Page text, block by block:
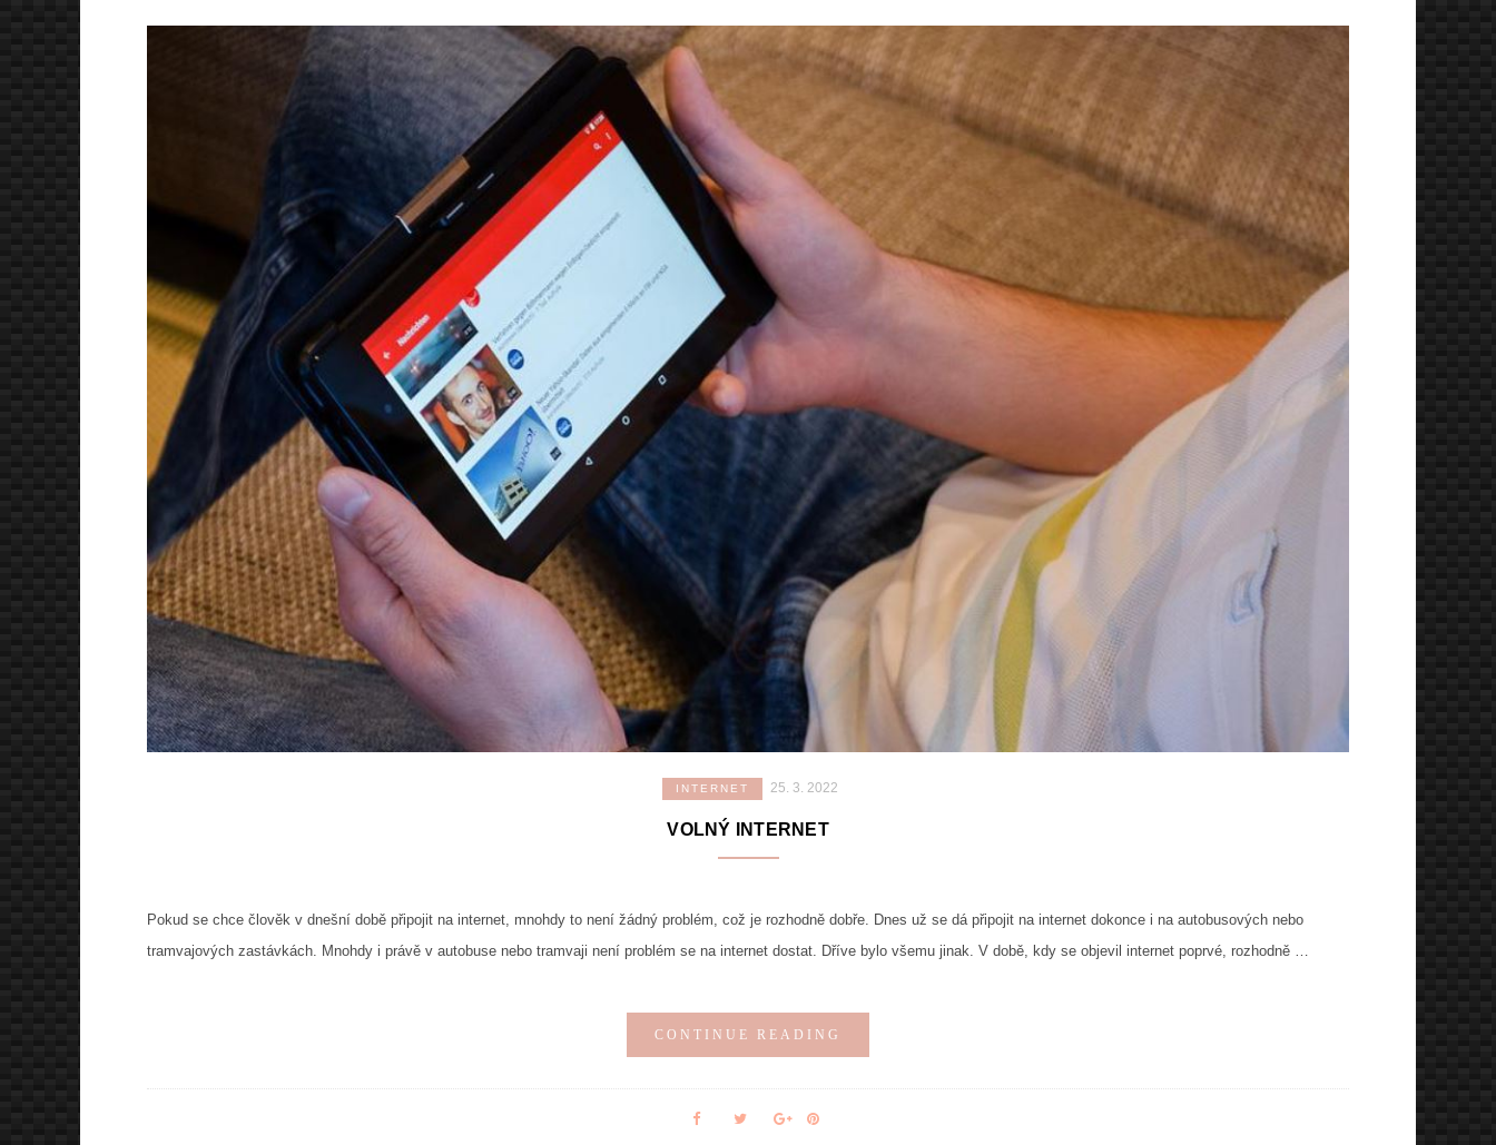
INTERNET 25. 3. 2022
VOLNÝ INTERNET
Pokud se chce člověk v dnešní době připojit na internet, mnohdy to není žádný problém, což je rozhodně dobře. Dnes už se dá připojit na internet dokonce i na autobusových nebo
tramvajových zastávkách. Mnohdy i právě v autobuse nebo tramvaji není problém se na internet dostat. Dříve bylo všemu jinak. V době, kdy se objevil internet poprvé, rozhodně …
CONTINUE READING